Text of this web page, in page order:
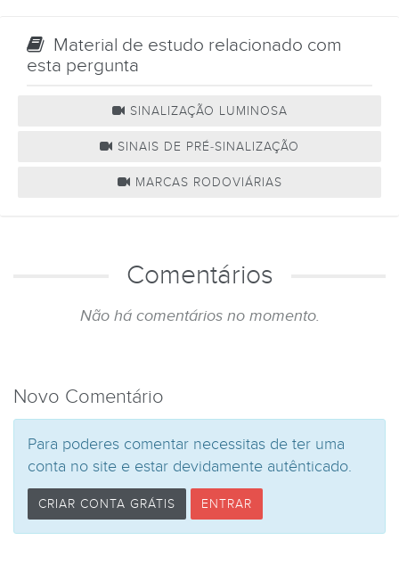
Material de estudo relacionado com
esta pergunta
SINALIZAÇÃO LUMINOSA
SINAIS DE PRÉ-SINALIZAÇÃO
MARCAS RODOVIÁRIAS
Comentários
Não há comentários no momento.
Novo Comentário
Para poderes comentar necessitas de ter uma
conta no site e estar devidamente autênticado.
CRIAR CONTA GRÁTIS ENTRAR